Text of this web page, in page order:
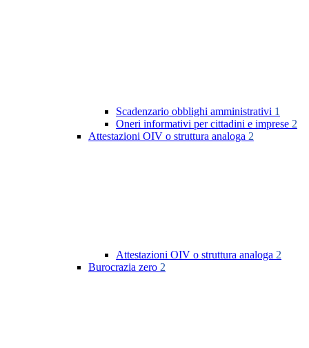
Scadenzario obblighi amministrativi 1
Oneri informativi per cittadini e imprese 2
Attestazioni OIV o struttura analoga 2
Attestazioni OIV o struttura analoga 2
Burocrazia zero 2